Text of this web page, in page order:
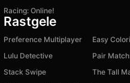
Racing: Online!
Rastgele
Preference Multiplayer Easy
Lulu Detective
Stack Swipe
The Tall